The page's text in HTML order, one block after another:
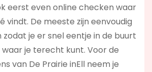
eerst even online checken waar
vindt. De meeste zijn eenvoudig
zodat je er snel eentje in de buurt
je terecht kunt. Voor de
van De Prairie inEll neem je